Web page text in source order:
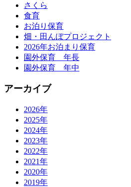
さくら
食育
お泊り保育
畑・田んぼプロジェクト
2026年お泊まり保育
園外保育 年長
園外保育 年中
アーカイブ
2026年
2025年
2024年
2023年
2022年
2021年
2020年
2019年